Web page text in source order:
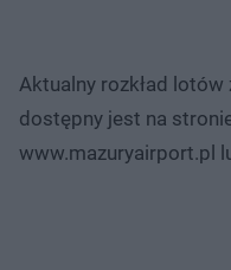
Aktualny rozkład
dostępny jest na
www.mazuryairport.pl